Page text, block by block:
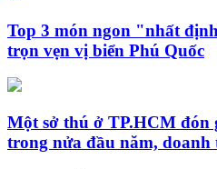
Top 3 món ngon "nhất
trọn vẹn vị biển Phú Quốc
Một sở thú ở TP.HCM đón
trong nửa đầu năm,